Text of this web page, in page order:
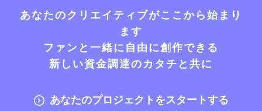
あなたのクリエイティブがここから始まり
ます
ファンと一緒に自由に創作できる
新しい資金調達のカタチと共に
あなたのプロジェクトをスタートする